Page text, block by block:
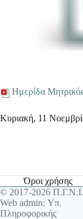
Ημερίδα
Κυριακή, 11
Όροι χρήσης
© 2017-2026
Web admin: Υπ.
Πληροφορικής